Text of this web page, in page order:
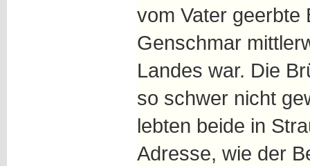
vom Vater geerbte
Genschmar
Landes war. Die
so schwer nicht
lebten beide in
Adresse, wie der